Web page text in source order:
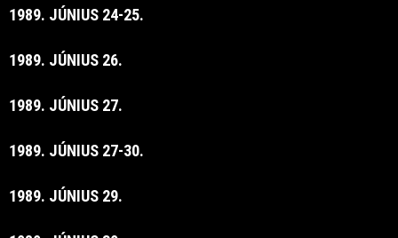
1989. JÚNIUS 24-25.
1989. JÚNIUS 26.
1989. JÚNIUS 27.
1989. JÚNIUS 27-30.
1989. JÚNIUS 29.